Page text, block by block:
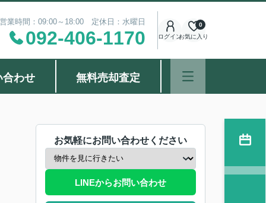
営業時間：09:00～18:00 定休日：水曜日
092-406-1170 ログインお気に入り
0
合わせ 無料売却査定
お気軽にお問い合わせください
LINEからお問い合わせ